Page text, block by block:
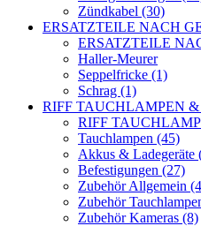
Zündkabel (30)
ERSATZTEILE NACH
ERSATZTEILE
Haller-Meurer
Seppelfricke (1)
Schrag (1)
RIFF TAUCHLAMPEN
RIFF
Tauchlampen (45)
Akkus & Ladegeräte
Befestigungen (27)
Zubehör Allgemein
Zubehör
Zubehör Kameras (8)